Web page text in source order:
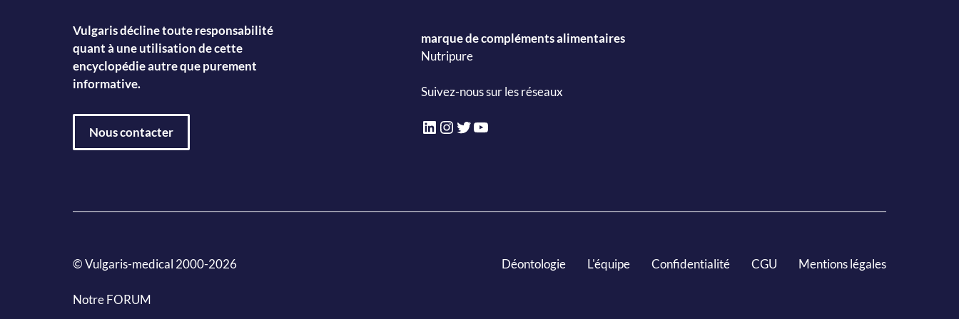
Vulgaris décline toute responsabilité
quant à une utilisation de cette
encyclopédie autre que purement
informative.
Nous contacter
marque de compléments alimentaires
Nutripure
Suivez-nous sur les réseaux
LinkedIn
Instagram
Twitter
YouTube
© Vulgaris-medical 2000-2026
Notre FORUM
Déontologie L'équipe Confidentialité CGU Mentions légales